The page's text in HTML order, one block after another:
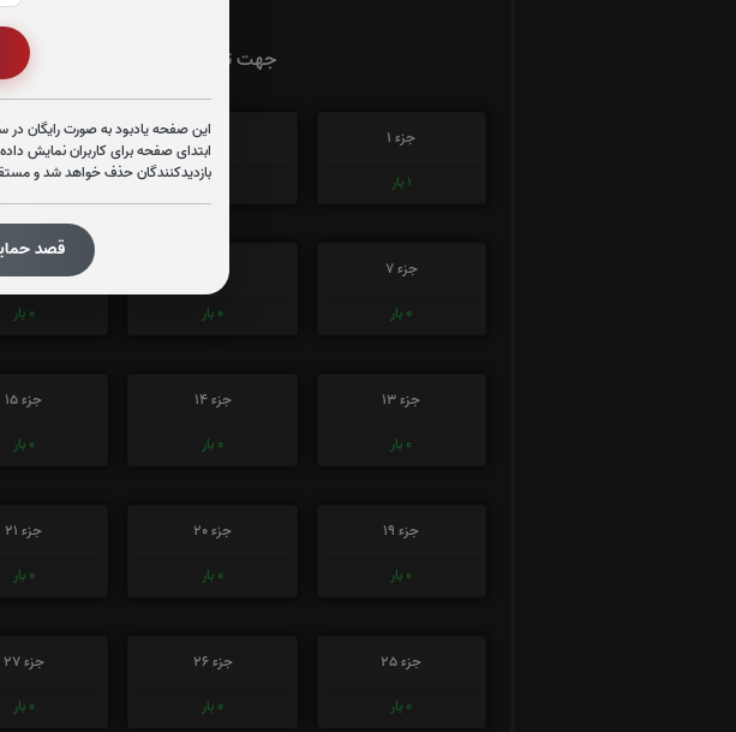
این صفحه یادبود به صورت رایگان
ابتدای صفحه برای کاربران نمایش
بازدیدکنندگان حذف خواهد شد و
قصد
جهت تسریع در ختم قرآن کریم
جزء 1
1 بار
جزء 2
بار
جزء 3
0بار
جزء 7
0 بار
جزء 8
0 بار
0 بار
جزء 13
0 بار
جزء 14
0 بار
جزء 15
0 بار
جزء 19
0 بار
جزء 20
0 بار
جزء 21
0 بار
جزء 25
0 بار
جزء 26
0 بار
جزء 27
0 بار